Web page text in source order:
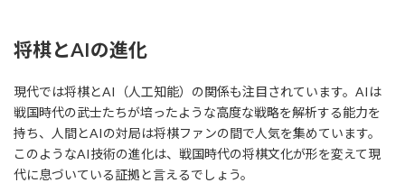
将棋とAIの進化
現代では将棋とAI（人工知能）の関係も注目されています。AIは
戦国時代の武士たちが培ったような高度な戦略を解析する能力を
持ち、人間とAIの対局は将棋ファンの間で人気を集めています。
このようなAI技術の進化は、戦国時代の将棋文化が形を変えて現
代に息づいている証拠と言えるでしょう。